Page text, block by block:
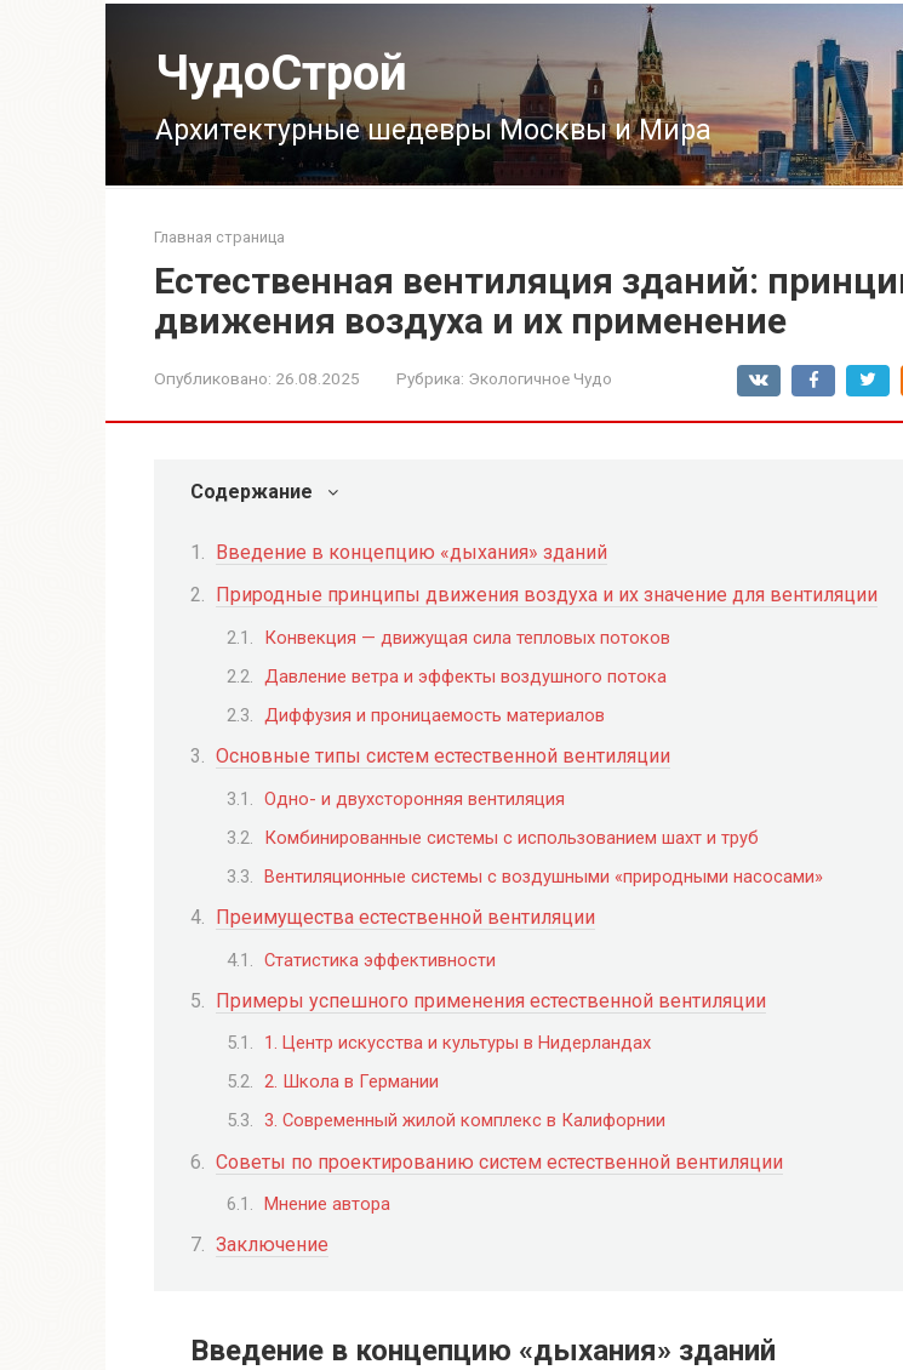
ЧудоСтрой
Архитектурные шедевры Москвы и Мира
Главная страница
Естественная вентиляция зданий:
движения воздуха и их применение
Опубликовано: 26.08.2025 Рубрика: Экологичное Чудо
Содержание
Введение в концепцию «дыхания» зданий
Природные принципы движения воздуха и их значение для вентиляции
Конвекция — движущая сила тепловых потоков
Давление ветра и эффекты воздушного потока
Диффузия и проницаемость материалов
Основные типы систем естественной вентиляции
Одно- и двухсторонняя вентиляция
Комбинированные системы с использованием шахт и труб
Вентиляционные системы с воздушными «природными насосами»
Преимущества естественной вентиляции
Статистика эффективности
Примеры успешного применения естественной вентиляции
1. Центр искусства и культуры в Нидерландах
2. Школа в Германии
3. Современный жилой комплекс в Калифорнии
Советы по проектированию систем естественной вентиляции
Мнение автора
Заключение
Введение в концепцию «дыхания» зданий